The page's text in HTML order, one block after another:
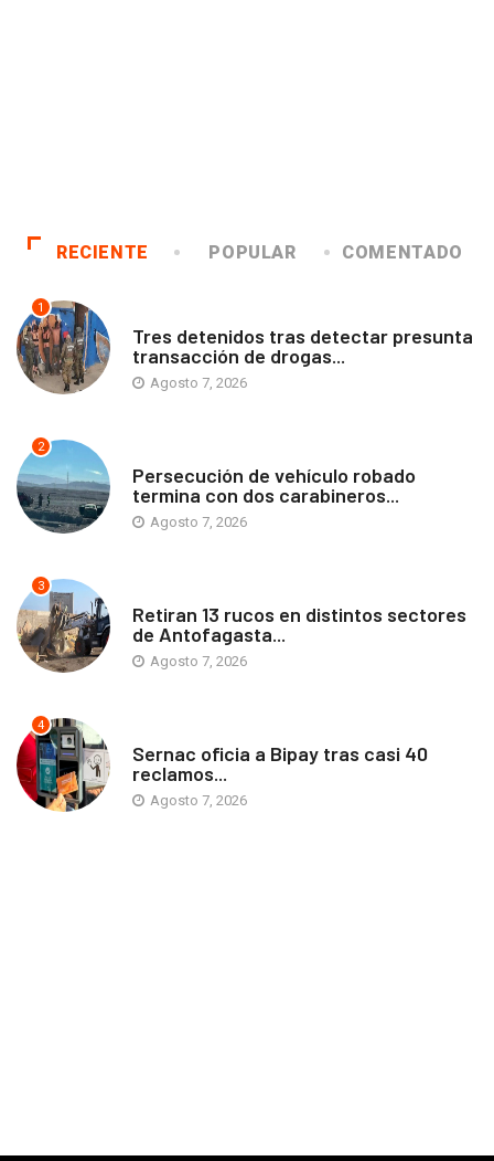
RECIENTE POPULAR COMENTADO
1
Tres detenidos tras detectar presunta
transacción de drogas...
Agosto 7, 2026
2
Persecución de vehículo robado
termina con dos carabineros...
Agosto 7, 2026
3
Retiran 13 rucos en distintos sectores
de Antofagasta...
Agosto 7, 2026
4
Sernac oficia a Bipay tras casi 40
reclamos...
Agosto 7, 2026